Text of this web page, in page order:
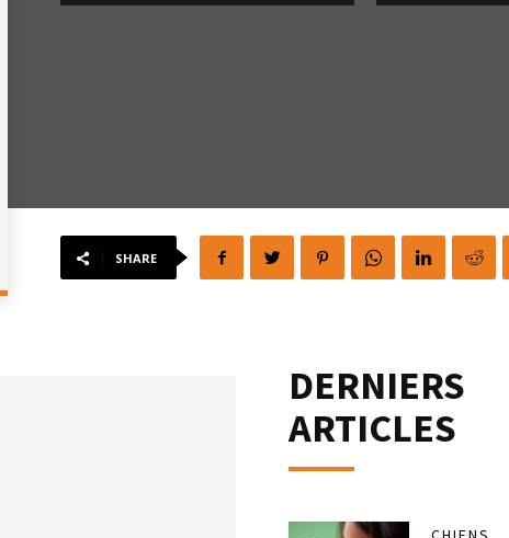
SHARE
DERNIERS
ARTICLES